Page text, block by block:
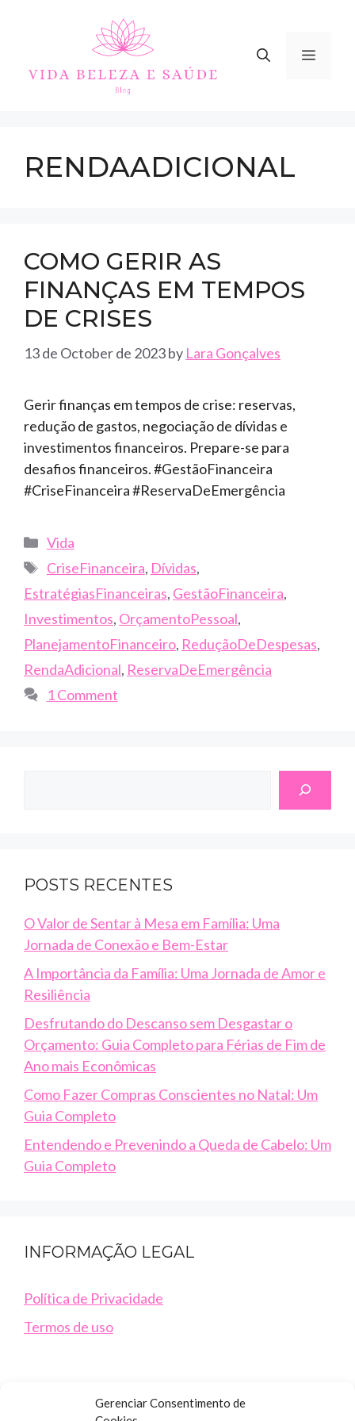
Gerenciar Consentimento de
RENDAADICIONAL
COMO GERIR AS
FINANÇAS EM TEMPOS
DE CRISES
13 de October de 2023by Lara Gonçalves
Gerir finanças em tempos de crise: reservas,
redução de gastos, negociação de dívidas e
investimentos financeiros. Prepare-se para
desafios financeiros. #GestãoFinanceira
#CriseFinanceira #ReservaDeEmergência
Categories
Vida
Tags
CriseFinanceira, Dívidas,
EstratégiasFinanceiras, GestãoFinanceira,
Investimentos, OrçamentoPessoal,
PlanejamentoFinanceiro, ReduçãoDeDespesas,
RendaAdicional, ReservaDeEmergência
1 Comment
POSTS RECENTES
O Valor de Sentar à Mesa em Família: Uma
Jornada de Conexão e Bem-Estar
A Importância da Família: Uma Jornada de Amor e
Resiliência
Desfrutando do Descanso sem Desgastar o
Orçamento: Guia Completo para Férias de Fim de
Ano mais Econômicas
Como Fazer Compras Conscientes no Natal: Um
Guia Completo
Entendendo e Prevenindo a Queda de Cabelo: Um
Guia Completo
INFORMAÇÃO LEGAL
Política de Privacidade
Termos de uso